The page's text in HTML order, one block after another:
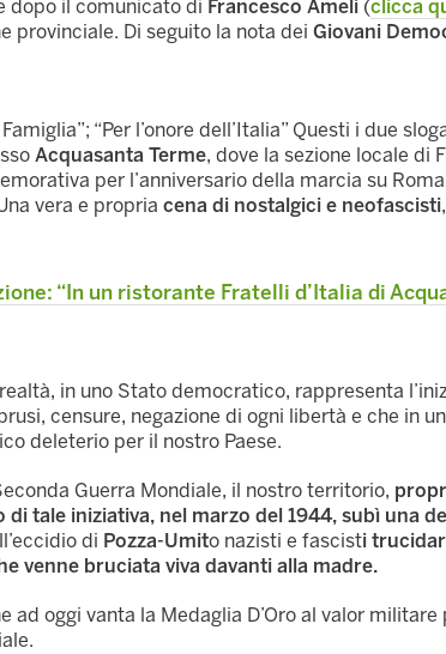
dopo il comunicato di Francesco Ameli (clicca
provinciale. Di seguito la nota dei Giovani
Famiglia”; “Per l’onore dell’Italia” Questi i due
Acquasanta Terme, dove la sezione locale di
per l’anniversario della marcia su
vera e propria cena di nostalgici e neofascisti
“In un ristorante Fratelli d’Italia di
in uno Stato democratico, rappresenta
censure, negazione di ogni libertà e che in
deleterio per il nostro Paese.
Guerra Mondiale, il nostro territorio,
di tale iniziativa, nel marzo del 1944, subì una
di Pozza-Umito nazisti e fascisti
venne bruciata viva davanti alla madre.
ad oggi vanta la Medaglia D’Oro al valor